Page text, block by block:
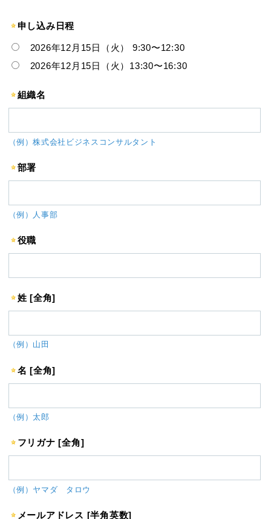
申し込み日程
2026年12月15日（火） 9:30〜12:30
2026年12月15日（火）13:30〜16:30
組織名
（例）株式会社ビジネスコンサルタント
部署
（例）人事部
役職
姓 [全角]
（例）山田
名 [全角]
（例）太郎
フリガナ [全角]
（例）ヤマダ タロウ
メールアドレス [半角英数]